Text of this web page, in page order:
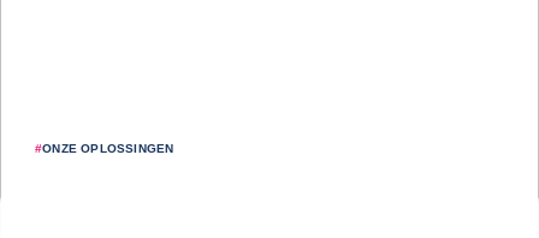
#ONZE OPLOSSINGEN